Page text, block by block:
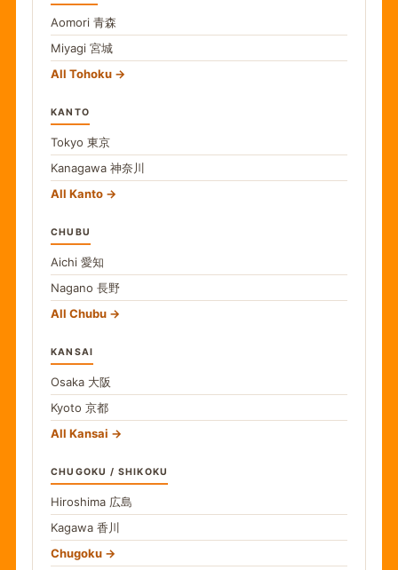
Aomori 青森
Miyagi 宮城
All Tohoku
KANTO
Tokyo 東京
Kanagawa 神奈川
All Kanto
CHUBU
Aichi 愛知
Nagano 長野
All Chubu
KANSAI
Osaka 大阪
Kyoto 京都
All Kansai
CHUGOKU / SHIKOKU
Hiroshima 広島
Kagawa 香川
Chugoku